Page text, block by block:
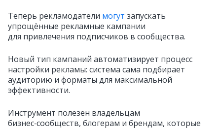
Теперь рекламодатели могут запускать
упрощённые рекламные кампании
для привлечения подписчиков в сообщества.
Новый тип кампаний автоматизирует процесс
настройки рекламы: система сама подбирает
аудиторию и форматы для максимальной
эффективности.
Инструмент полезен владельцам
бизнес‑сообществ, блогерам и брендам, которые